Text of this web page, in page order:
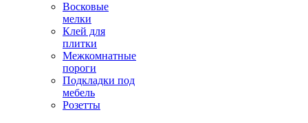
Восковые
мелки
Клей для
плитки
Межкомнатные
пороги
Подкладки под
мебель
Розетты